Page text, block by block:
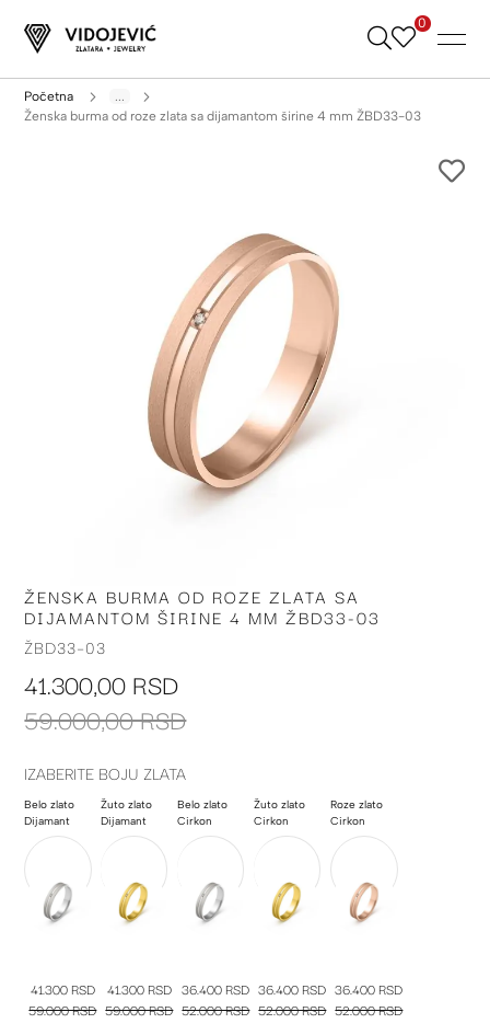
Skip
0
Početna
...
Ženska burma od roze zlata sa dijamantom širine 4 mm ŽBD33-03
Skip
to
the
of
images
ŽENSKA BURMA OD ROZE ZLATA SA
DIJAMANTOM ŠIRINE 4 MM ŽBD33-03
ŽBD33-03
41.300,00 RSD
59.000,00 RSD
IZABERITE BOJU ZLATA
Belo zlato
Dijamant
41.300 RSD
59.000 RSD
Žuto zlato
Dijamant
41.300 RSD
59.000 RSD
Belo zlato
Cirkon
36.400 RSD
52.000 RSD
Žuto zlato
Cirkon
36.400 RSD
52.000 RSD
Roze zlato
Cirkon
36.400 RSD
52.000 RSD